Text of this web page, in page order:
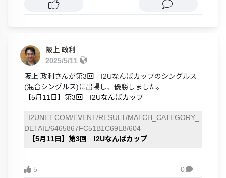
阪上 政利
2025/5/11
阪上 政利さんが第3回 I2Uなんばカップのシングルス
(混合シングルス)に出場し、優勝しました。
【5月11日】第3回 I2Uなんばカップ
I2UNET.COM/EVENT/RESULT/MATCH_CATEGORY_
DETAIL/6465867FC51B1C69E8/604
【5月11日】第3回 I2Uなんばカップ
5 0